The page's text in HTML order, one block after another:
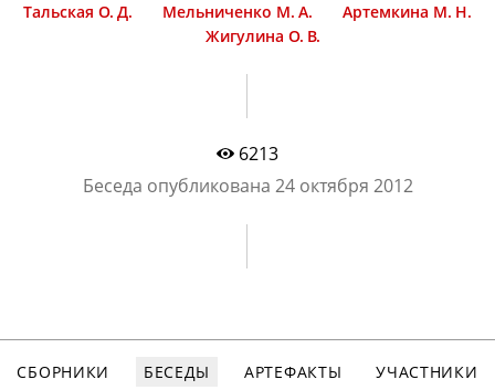
Тальская О. Д. Мельниченко М. А.
Артемкина М. Н.
Жигулина О. В.
6213
Беседа опубликована 24 октября 2012
СБОРНИКИ БЕСЕДЫ АРТЕФАКТЫ
УЧАСТНИКИ